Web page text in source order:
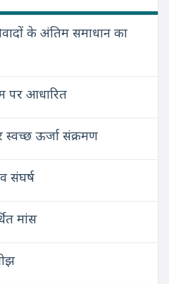
के अंतिम समाधान का
पर आधारित
स्वच्छ ऊर्जा संक्रमण
संघर्ष
मांस